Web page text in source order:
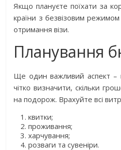
Якщо плануєте поїхати за
країни з безвізовим
отримання візи.
Планування
Ще один важливий аспект
чітко визначити, скільки
на подорож. Врахуйте всі
квитки;
проживання;
харчування;
розваги та сувеніри.